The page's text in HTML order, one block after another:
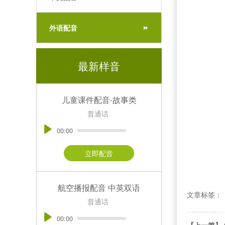
外语配音
最新样音
儿童课件配音-故事类
普通话
00:00
立即配音
航空播报配音 中英双语
普通话
00:00
文章标签：